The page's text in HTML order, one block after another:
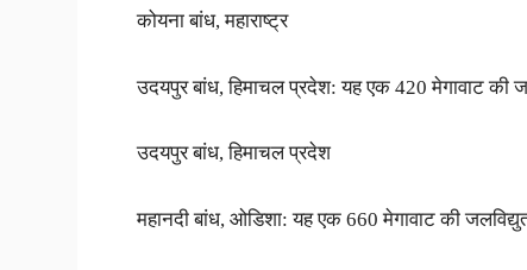
कोयना बांध, महाराष्ट्र
उदयपुर बांध, हिमाचल प्रदेश: यह एक 420 मेगावाट की
उदयपुर बांध, हिमाचल प्रदेश
महानदी बांध, ओडिशा: यह एक 660 मेगावाट की